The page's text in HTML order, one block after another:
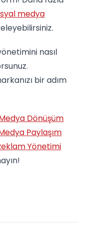
medya
nasıl
bir adım
Dönüşüm
Paylaşım
Yönetimi